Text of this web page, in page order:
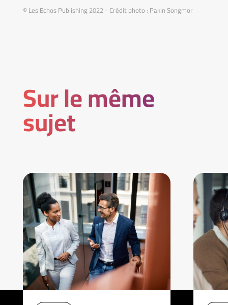
© Les Echos Publishing 2022 - Crédit photo : Pakin Songmor
Sur le même
sujet